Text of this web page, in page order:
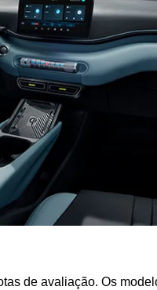
de avaliação. Os